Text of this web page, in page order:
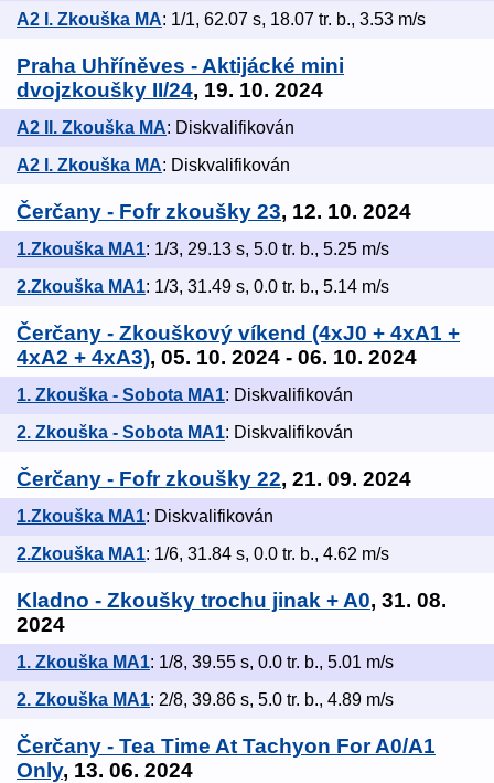
A2 I. Zkouška MA: 1/1, 62.07 s, 18.07 tr. b., 3.53 m/s
Praha Uhříněves - Aktijácké mini
dvojzkoušky II/24, 19. 10. 2024
A2 II. Zkouška MA: Diskvalifikován
A2 I. Zkouška MA: Diskvalifikován
Čerčany - Fofr zkoušky 23, 12. 10. 2024
1.Zkouška MA1: 1/3, 29.13 s, 5.0 tr. b., 5.25 m/s
2.Zkouška MA1: 1/3, 31.49 s, 0.0 tr. b., 5.14 m/s
Čerčany - Zkouškový víkend (4xJ0 + 4xA1 +
4xA2 + 4xA3), 05. 10. 2024 - 06. 10. 2024
1. Zkouška - Sobota MA1: Diskvalifikován
2. Zkouška - Sobota MA1: Diskvalifikován
Čerčany - Fofr zkoušky 22, 21. 09. 2024
1.Zkouška MA1: Diskvalifikován
2.Zkouška MA1: 1/6, 31.84 s, 0.0 tr. b., 4.62 m/s
Kladno - Zkoušky trochu jinak + A0, 31. 08.
2024
1. Zkouška MA1: 1/8, 39.55 s, 0.0 tr. b., 5.01 m/s
2. Zkouška MA1: 2/8, 39.86 s, 5.0 tr. b., 4.89 m/s
Čerčany - Tea Time At Tachyon For A0/A1
Only, 13. 06. 2024